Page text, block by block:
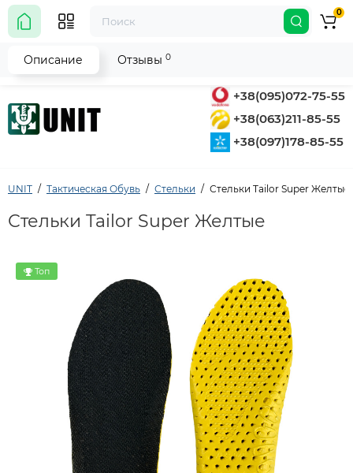
+38(095)072-75-55
+38(063)211-85-55
+38(097)178-85-55
0
UNIT Тактическая Обувь Стельки Стельки Tailor Super Желтые
Стельки Tailor Super Желтые
Топ
Описание Отзывы 0